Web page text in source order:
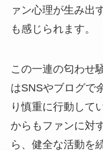
ァン心理が生み出
も感じられます。
この一連の匂わせ
はSNSやブログで
り慎重に行動して
からもファンに対
ら、健全な活動を